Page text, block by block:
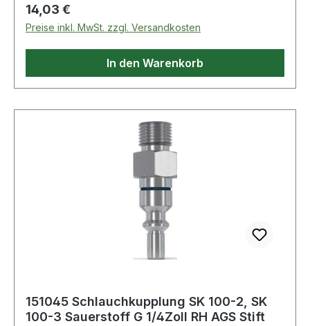
Regulärer Preis:
14,03 €
Preise inkl. MwSt. zzgl. Versandkosten
In den Warenkorb
151045 Schlauchkupplung SK 100-2, SK
100-3 Sauerstoff G 1/4Zoll RH AGS Stift